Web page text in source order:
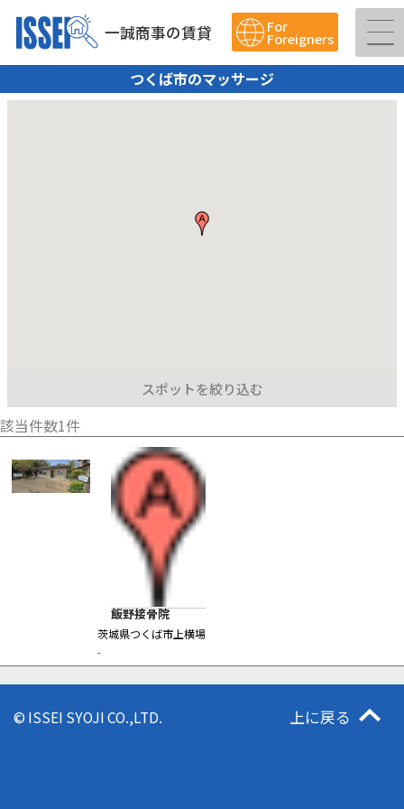
一誠商事の賃貸 For
Foreigners
つくば市のマッサージ
スポットを絞り込む
該当件数1件
飯野接骨院
茨城県つくば市上横場
-
© ISSEI SYOJI CO.,LTD. 上に戻る